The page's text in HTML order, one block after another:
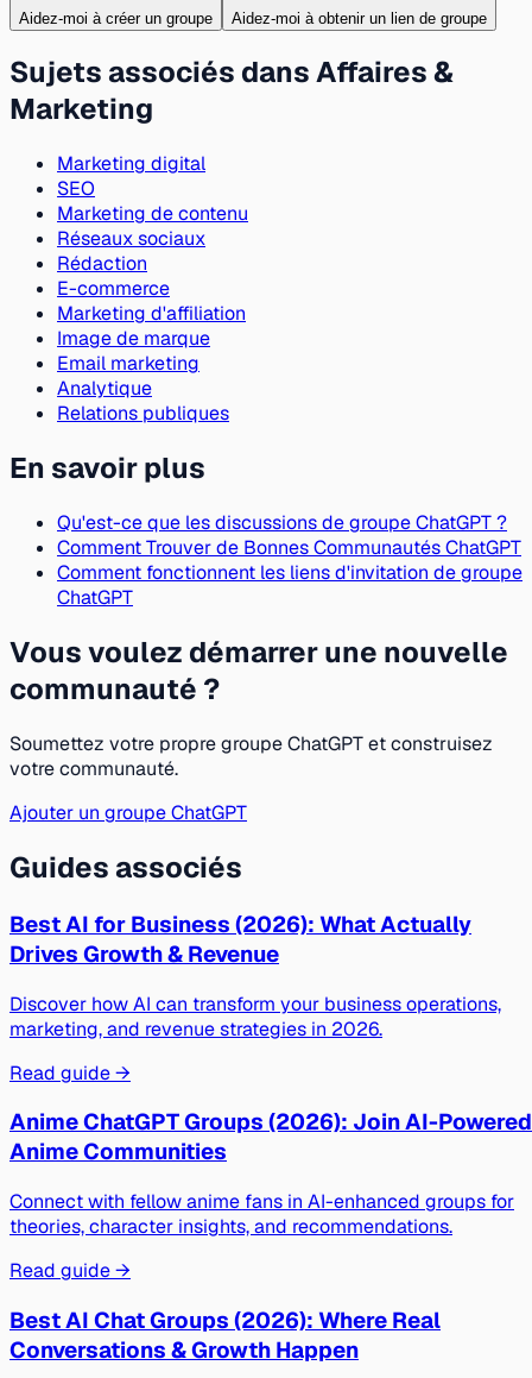
Aidez-moi à créer un groupe Aidez-moi à obtenir un lien de groupe
Sujets associés dans Affaires &
Marketing
Marketing digital
SEO
Marketing de contenu
Réseaux sociaux
Rédaction
E-commerce
Marketing d'affiliation
Image de marque
Email marketing
Analytique
Relations publiques
En savoir plus
Qu'est-ce que les discussions de groupe ChatGPT ?
Comment Trouver de Bonnes Communautés ChatGPT
Comment fonctionnent les liens d'invitation de groupe
ChatGPT
Vous voulez démarrer une nouvelle
communauté ?
Soumettez votre propre groupe ChatGPT et construisez
votre communauté.
Ajouter un groupe ChatGPT
Guides associés
Best AI for Business (2026): What Actually
Drives Growth & Revenue
Discover how AI can transform your business operations,
marketing, and revenue strategies in 2026.
Read guide →
Anime ChatGPT Groups (2026): Join AI-Powered
Anime Communities
Connect with fellow anime fans in AI-enhanced groups for
theories, character insights, and recommendations.
Read guide →
Best AI Chat Groups (2026): Where Real
Conversations & Growth Happen